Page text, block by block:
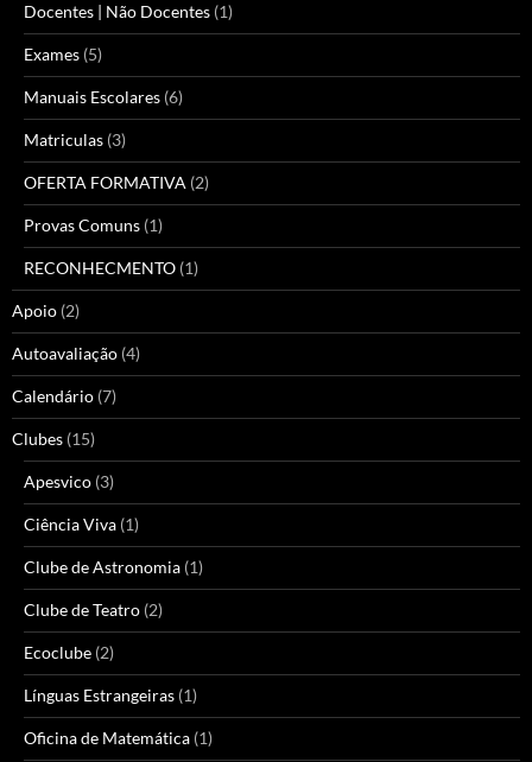
Docentes | Não Docentes (1)
Exames (5)
Manuais Escolares (6)
Matriculas (3)
OFERTA FORMATIVA (2)
Provas Comuns (1)
RECONHECMENTO (1)
Apoio (2)
Autoavaliação (4)
Calendário (7)
Clubes (15)
Apesvico (3)
Ciência Viva (1)
Clube de Astronomia (1)
Clube de Teatro (2)
Ecoclube (2)
Línguas Estrangeiras (1)
Oficina de Matemática (1)